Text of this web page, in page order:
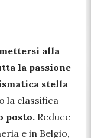
mettersi alla
la passione
stella
la classifica
posto. Reduce
e in Belgio,